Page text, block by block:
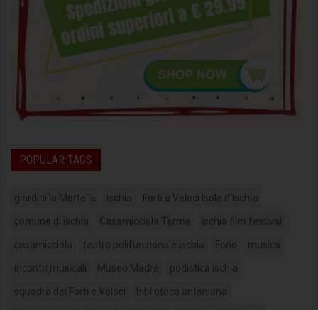
POPULAR TAGS
giardini la Mortella ischia Forti e Veloci Isola d'Ischia
comune di ischia Casamicciola Terme ischia film festival
casamicciola teatro polifunzionale ischia Forio musica
incontri musicali Museo Madre podistica ischia
squadra dei Forti e Veloci biblioteca antoniana